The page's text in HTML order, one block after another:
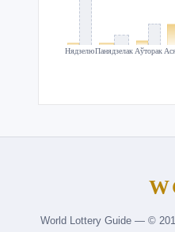
НядзелюПанядзелак Аўторак
World Lottery Guide — ©